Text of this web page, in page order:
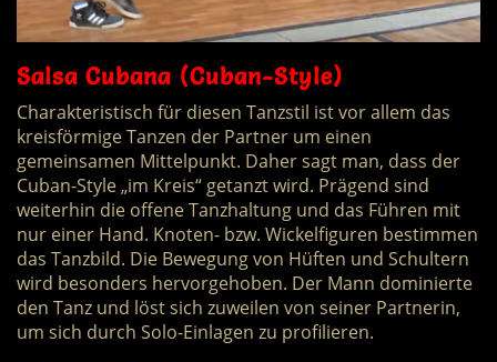
Salsa Cubana (Cuban-Style)
Charakteristisch für diesen Tanzstil ist vor allem das
kreisförmige Tanzen der Partner um einen
gemeinsamen Mittelpunkt. Daher sagt man, dass der
Cuban-Style „im Kreis“ getanzt wird. Prägend sind
weiterhin die offene Tanzhaltung und das Führen mit
nur einer Hand. Knoten- bzw. Wickelfiguren bestimmen
das Tanzbild. Die Bewegung von Hüften und Schultern
wird besonders hervorgehoben. Der Mann dominierte
den Tanz und löst sich zuweilen von seiner Partnerin,
um sich durch Solo-Einlagen zu profilieren.